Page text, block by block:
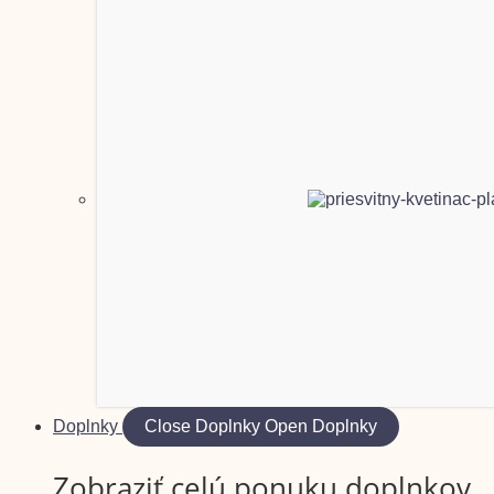
Doplnky Close Doplnky Open Doplnky